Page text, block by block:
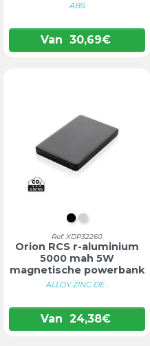
ABS
Van 30,69€
ZWART
ZILVER
Ref: XDP32260
Orion RCS r-aluminium
5000 mah 5W
magnetische powerbank
ALLOY ZINC DE...
Van 24,38€